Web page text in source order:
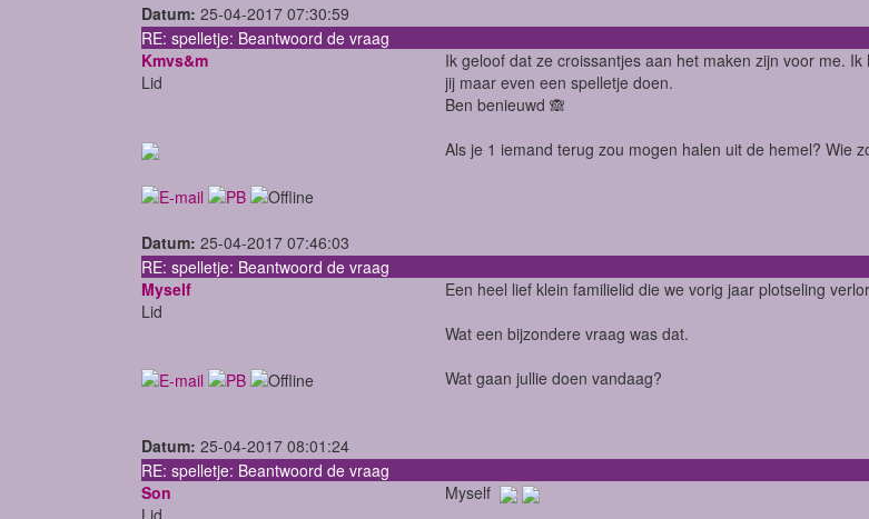
Datum: 25-04-2017 07:30:59
RE: spelletje: Beantwoord de vraag
Kmvs&m
Lid
Ik geloof dat ze croissantjes aan het maken zijn voor me.
jij maar even een spelletje doen.
Ben benieuwd 🙈
Als je 1 iemand terug zou mogen halen uit de hemel? Wie
Datum: 25-04-2017 07:46:03
RE: spelletje: Beantwoord de vraag
Myself
Lid
Een heel lief klein familielid die we vorig jaar plotseling
Wat een bijzondere vraag was dat.
Wat gaan jullie doen vandaag?
Datum: 25-04-2017 08:01:24
RE: spelletje: Beantwoord de vraag
Son
Lid
Myself